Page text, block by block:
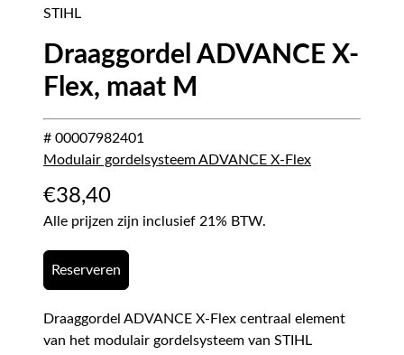
STIHL
Draaggordel ADVANCE X-
Flex, maat M
# 00007982401
Modulair gordelsysteem ADVANCE X-Flex
€38,40
Alle prijzen zijn inclusief 21% BTW.
Reserveren
Draaggordel ADVANCE X-Flex centraal element
van het modulair gordelsysteem van STIHL